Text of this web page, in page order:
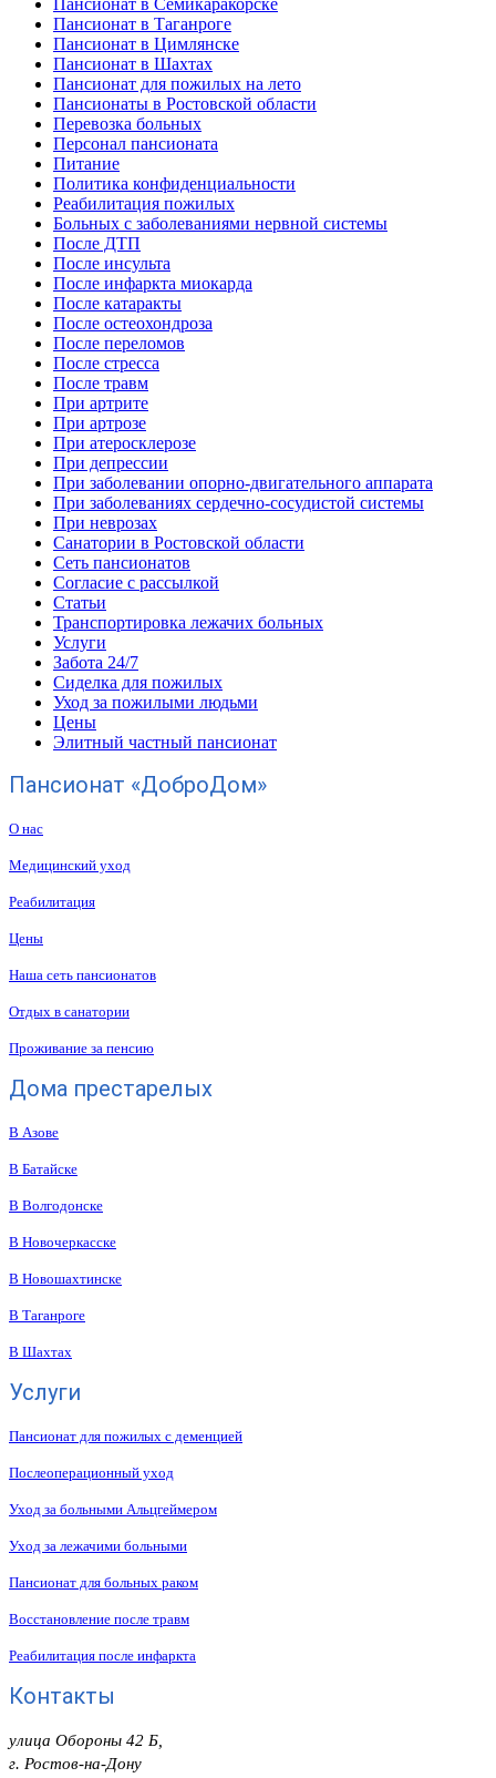
Пансионат в Семикаракорске
Пансионат в Таганроге
Пансионат в Цимлянске
Пансионат в Шахтах
Пансионат для пожилых на лето
Пансионаты в Ростовской области
Перевозка больных
Персонал пансионата
Питание
Политика конфиденциальности
Реабилитация пожилых
Больных с заболеваниями нервной системы
После ДТП
После инсульта
После инфаркта миокарда
После катаракты
После остеохондроза
После переломов
После стресса
После травм
При артрите
При артрозе
При атеросклерозе
При депрессии
При заболевании опорно-двигательного аппарата
При заболеваниях сердечно-сосудистой системы
При неврозах
Санатории в Ростовской области
Сеть пансионатов
Согласие с рассылкой
Статьи
Транспортировка лежачих больных
Услуги
Забота 24/7
Сиделка для пожилых
Уход за пожилыми людьми
Цены
Элитный частный пансионат
Пансионат «ДоброДом»
О нас
Медицинский уход
Реабилитация
Цены
Наша сеть пансионатов
Отдых в санатории
Проживание за пенсию
Дома престарелых
В Азове
В Батайске
В Волгодонске
В Новочеркасске
В Новошахтинске
В Таганроге
В Шахтах
Услуги
Пансионат для пожилых с деменцией
Послеоперационный уход
Уход за больными Альцгеймером
Уход за лежачими больными
Пансионат для больных раком
Восстановление после травм
Реабилитация после инфаркта
Контакты
улица Обороны 42 Б,
г. Ростов-на-Дону